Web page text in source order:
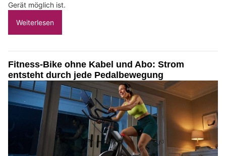
Gerät möglich ist.
Weiterlesen
Fitness-Bike ohne Kabel und Abo: Strom
entsteht durch jede Pedalbewegung